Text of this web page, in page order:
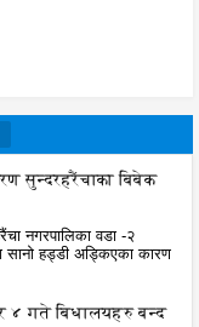
सुन्दरहरैंचाका बिबेक
नगरपालिका वडा -२
सानो हड्डी अड्किएका कारण
४ गते बिधालयहरु बन्द